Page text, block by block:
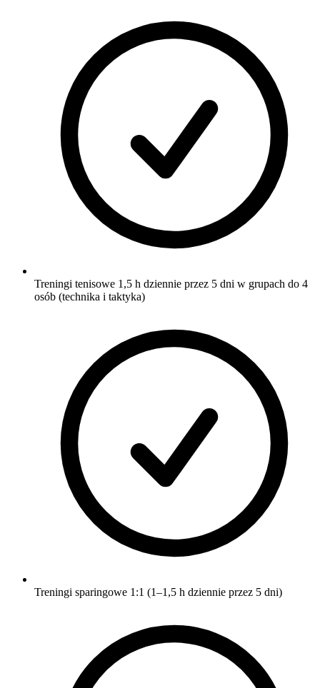
Treningi tenisowe 1,5 h dziennie przez 5 dni w grupach do 4
osób (technika i taktyka)
Treningi sparingowe 1:1 (1–1,5 h dziennie przez 5 dni)